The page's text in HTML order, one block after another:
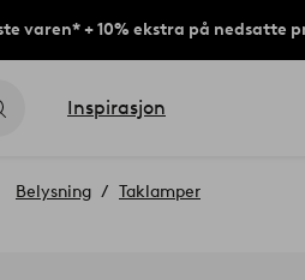
varen* + 10% ekstra på nedsatte
Inspirasjon
Belysning Taklamper